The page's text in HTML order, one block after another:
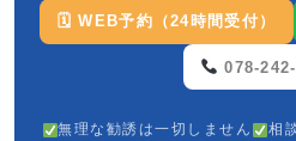
🗓 WEB予約（24時間受付）
078-
無理な勧誘は一切しません 相